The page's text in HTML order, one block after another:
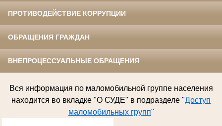
ПРОТИВОДЕЙСТВИЕ КОРРУПЦИИ
ОБРАЩЕНИЯ ГРАЖДАН
ВНЕПРОЦЕССУАЛЬНЫЕ ОБРАЩЕНИЯ
Вся информация по маломобильной группе населения
находится во вкладке "О СУДЕ" в подразделе "Доступ
маломобильных групп"